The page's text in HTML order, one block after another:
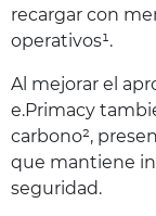
recargar con
operativos¹.
Al mejorar el
e.Primacy
carbono²,
que mantiene
seguridad.